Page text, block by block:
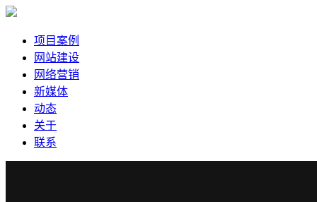
项目案例
网站建设
网络营销
新媒体
动态
关于
联系